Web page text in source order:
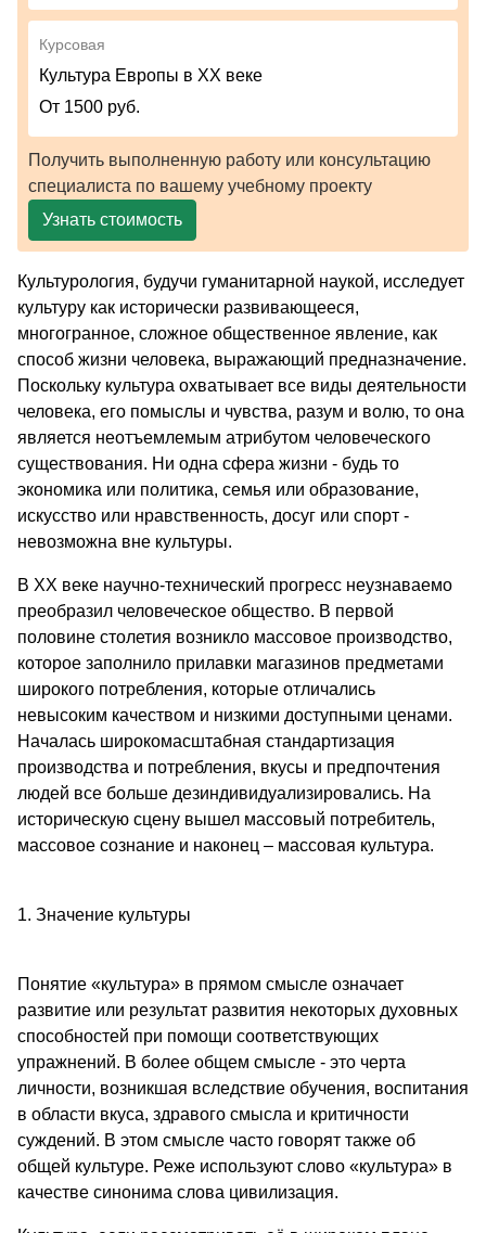
Курсовая
Культура Европы в ХХ веке
От 1500 руб.
Получить выполненную работу или консультацию
специалиста по вашему учебному проекту
Узнать стоимость
Культурология, будучи гуманитарной наукой, исследует
культуру как исторически развивающееся,
многогранное, сложное общественное явление, как
способ жизни человека, выражающий предназначение.
Поскольку культура охватывает все виды деятельности
человека, его помыслы и чувства, разум и волю, то она
является неотъемлемым атрибутом человеческого
существования. Ни одна сфера жизни - будь то
экономика или политика, семья или образование,
искусство или нравственность, досуг или спорт -
невозможна вне культуры.
В ХХ веке научно-технический прогресс неузнаваемо
преобразил человеческое общество. В первой
половине столетия возникло массовое производство,
которое заполнило прилавки магазинов предметами
широкого потребления, которые отличались
невысоким качеством и низкими доступными ценами.
Началась широкомасштабная стандартизация
производства и потребления, вкусы и предпочтения
людей все больше дезиндивидуализировались. На
историческую сцену вышел массовый потребитель,
массовое сознание и наконец – массовая культура.
1. Значение культуры
Понятие «культура» в прямом смысле означает
развитие или результат развития некоторых духовных
способностей при помощи соответствующих
упражнений. В более общем смысле - это черта
личности, возникшая вследствие обучения, воспитания
в области вкуса, здравого смысла и критичности
суждений. В этом смысле часто говорят также об
общей культуре. Реже используют слово «культура» в
качестве синонима слова цивилизация.